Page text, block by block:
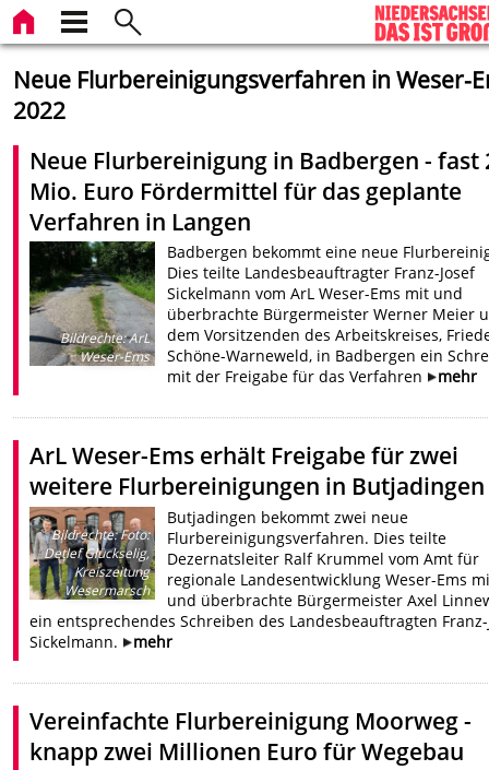
Neue Flurbereinigungsverfahren in Weser-
2022
Neue Flurbereinigung in Badbergen - fast
Mio. Euro Fördermittel für das geplante
Verfahren in Langen
Bildrechte:ArL
Weser-Ems
Badbergen bekommt eine neue
Dies teilte Landesbeauftragter Franz-Josef
Sickelmann vom ArL Weser-Ems mit und
überbrachte Bürgermeister Werner Meier
dem Vorsitzenden des Arbeitskreises,
Schöne-Warneweld, in Badbergen ein
mit der Freigabe für das Verfahren
mehr
ArL Weser-Ems erhält Freigabe für zwei
weitere Flurbereinigungen in Butjadingen
Bildrechte:Foto:
Detlef Glückselig,
Kreiszeitung
Wesermarsch
Butjadingen bekommt zwei neue
Flurbereinigungsverfahren. Dies teilte
Dezernatsleiter Ralf Krummel vom Amt für
regionale Landesentwicklung Weser-Ems
und überbrachte Bürgermeister Axel
ein entsprechendes Schreiben des Landesbeauftragten Franz-
Sickelmann.
mehr
Vereinfachte Flurbereinigung Moorweg -
knapp zwei Millionen Euro für Wegebau